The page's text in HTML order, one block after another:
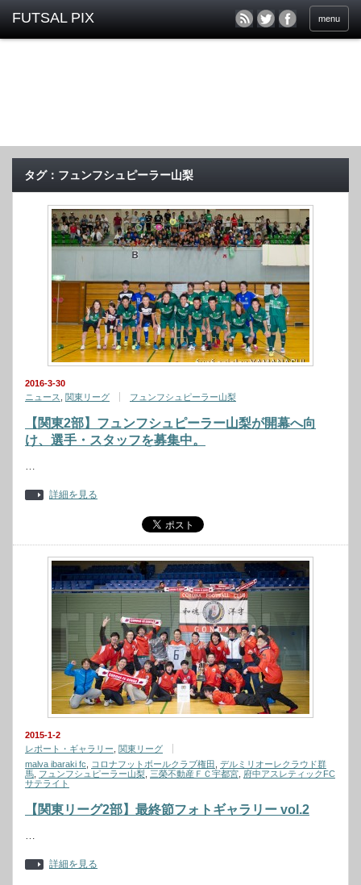
menu
タグ：フュンフシュピーラー山梨
2016-3-30
ニュース
関東リーグ フュンフシュピーラー山梨
【関東2部】フュンフシュピーラー山梨が開幕へ向
け、選手・スタッフを募集中。
…
詳細を見る
2015-1-2
レポート・ギャラリー 関東リーグ
malva ibaraki fc
コロナフットボールクラブ権田 デルミリオーレクラウド群
馬 フュンフシュピーラー山梨 三榮不動産ＦＣ宇都宮 府中アスレティックFC
サテライト
【関東リーグ2部】最終節フォトギャラリー vol.2
…
詳細を見る